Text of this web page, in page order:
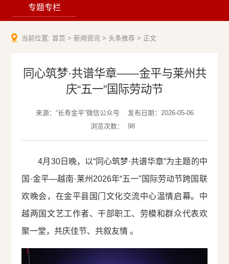
专题专栏
当前位置:首页 >新闻资讯 >头条推荐 > 正文
同心筑梦·共谱华章——金平与莱州共
庆“五一”国际劳动节
来源：“长寿金平”微信公众号
发布日期：2026-05-06
浏览次数：
98
4月30日晚，以“同心筑梦·共谱华章”为主题的中
国·金平—越南·莱州2026年“五一”国际劳动节跨国联
欢晚会，在金平县国门文化交流中心温情启幕。中
越两国文艺工作者、干部职工、劳模和群众代表欢
聚一堂，共庆佳节、共叙友情 。